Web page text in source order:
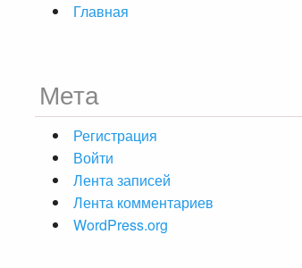
Главная
Мета
Регистрация
Войти
Лента записей
Лента комментариев
WordPress.org